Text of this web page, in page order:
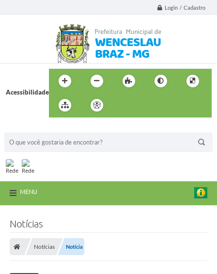
Login / Cadastro
Acessibilidade
MENU
Notícias
Notícias Notícia